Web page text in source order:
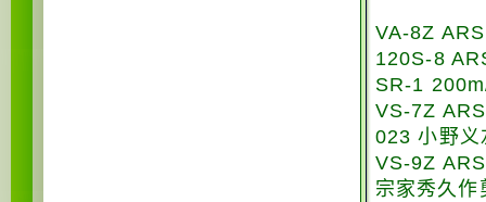
VA-8Z
120S-8
SR-1
VS-7Z
023 小野义
VS-9Z
宗家秀久